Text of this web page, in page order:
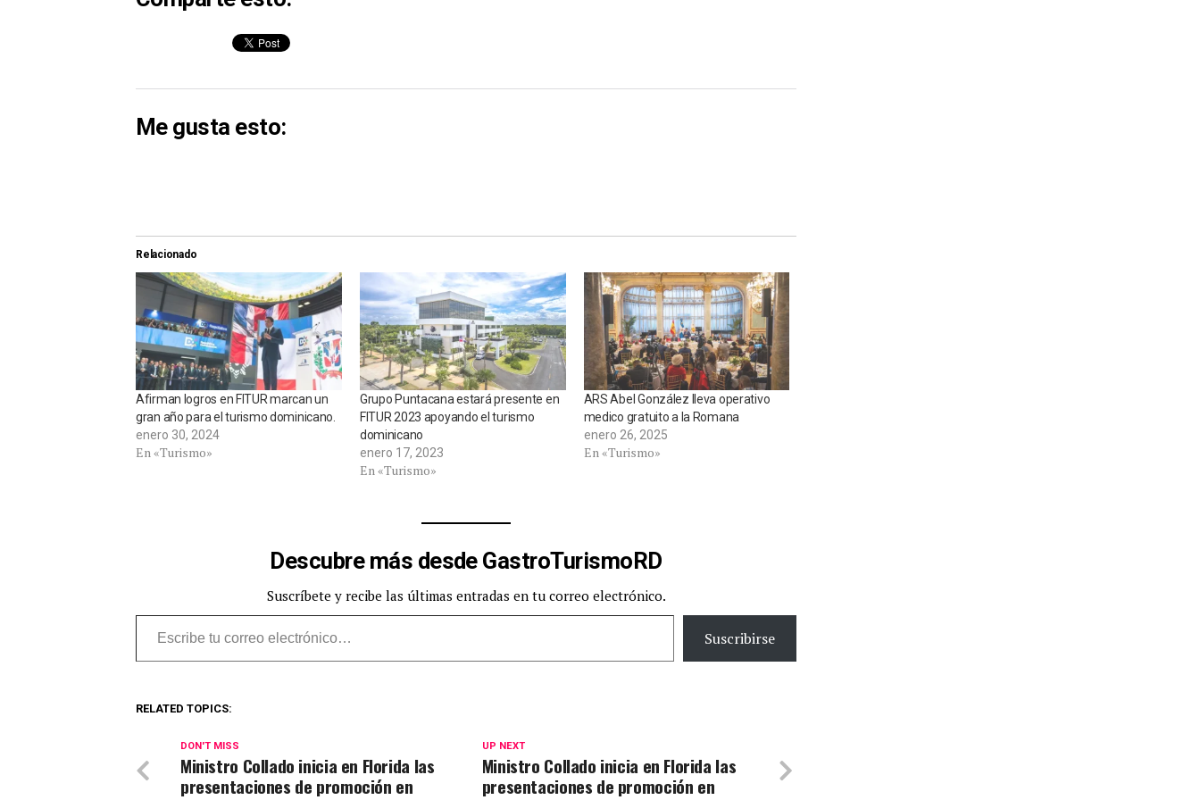
Me gusta esto:
Relacionado
Afirman logros en FITUR marcan un
gran año para el turismo dominicano.
enero 30, 2024
En «Turismo»
Grupo Puntacana estará presente en
FITUR 2023 apoyando el turismo
dominicano
enero 17, 2023
En «Turismo»
ARS Abel González lleva operativo
medico gratuito a la Romana
enero 26, 2025
En «Turismo»
Descubre más desde GastroTurismoRD
Suscríbete y recibe las últimas entradas en tu correo electrónico.
Escribe tu correo electrónico…
Suscribirse
RELATED TOPICS:
UP NEXT
Ministro Collado inicia en Florida las
presentaciones de promoción en
DON'T MISS
Ministro Collado inicia en Florida las
presentaciones de promoción en